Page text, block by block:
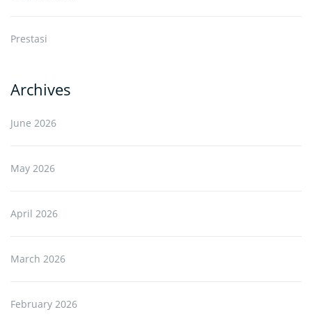
Prestasi
Archives
June 2026
May 2026
April 2026
March 2026
February 2026